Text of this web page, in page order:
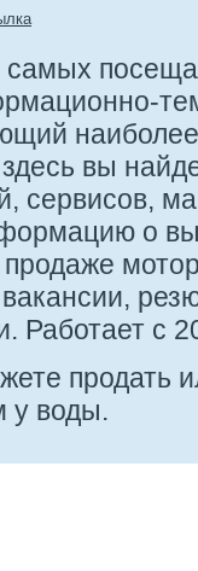
самых
вы
сервисов,
о
Работает с
продать
у воды.